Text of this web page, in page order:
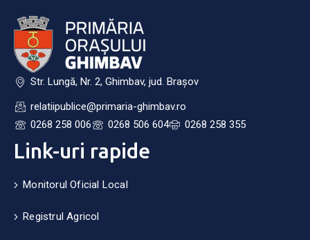
Str. Lungă, Nr. 2, Ghimbav, jud. Brașov
relatiipublice@primaria-ghimbav.ro
0268 258 006
0268 506 604 0268 258 355
Link-uri rapide
Monitorul Oficial Local
Registrul Agricol